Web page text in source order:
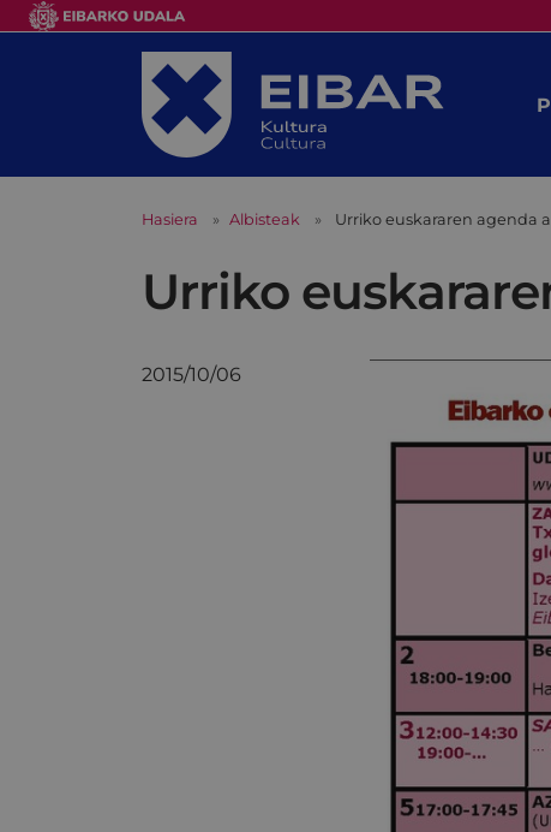
Hasiera Albisteak Urriko euskararen agenda
Urriko
2015/10/06